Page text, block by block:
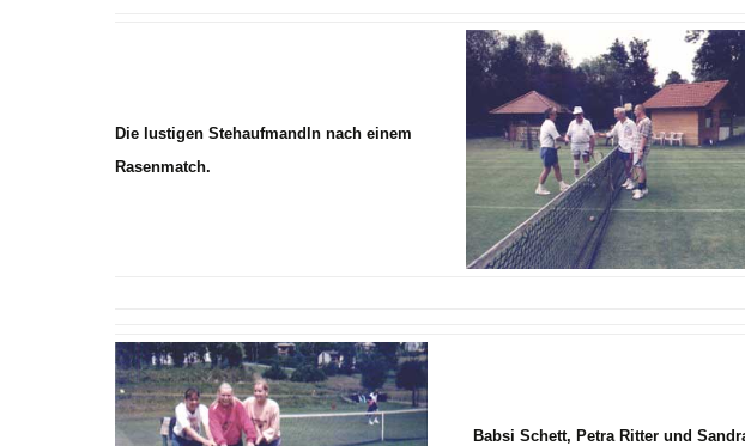
Die lustigen Stehaufmandln nach einem
Rasenmatch.
Babsi Schett, Petra Ritter und